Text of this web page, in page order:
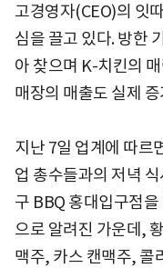
고경영자(CEO)의 잇
심을 끌고 있다. 방한
아 찾으며 K-치킨의
매장의 매출도 실제
지난 7일 업계에 따르
업 총수들과의 저녁
구 BBQ 홍대입구점
으로 알려진 가운데,
맥주, 카스 캔맥주, 콜